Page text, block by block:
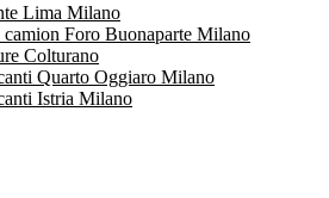
Lima Milano
camion Foro Buonaparte Milano
Colturano
Quarto Oggiaro Milano
Istria Milano